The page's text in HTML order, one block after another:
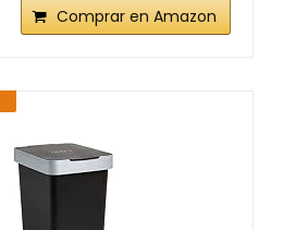
Comprar en Amazon